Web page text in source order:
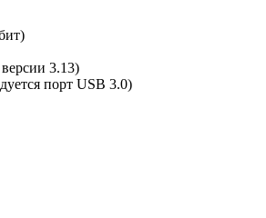
3.13)
порт USB 3.0)